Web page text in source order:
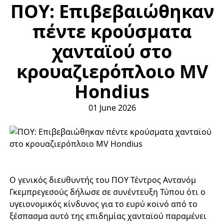
ΠΟΥ: Επιβεβαιώθηκαν
πέντε κρούσματα
χανταϊού στο
κρουαζιερόπλοιο MV
Hondius
01 June 2026
Ο γενικός διευθυντής του ΠΟΥ Τέντρος Αντανόμ
Γκεμπρεγεσούς δήλωσε σε συνέντευξη Τύπου ότι ο
υγειονομικός κίνδυνος για το ευρύ κοινό από το
ξέσπασμα αυτό της επιδημίας χανταϊού παραμένει